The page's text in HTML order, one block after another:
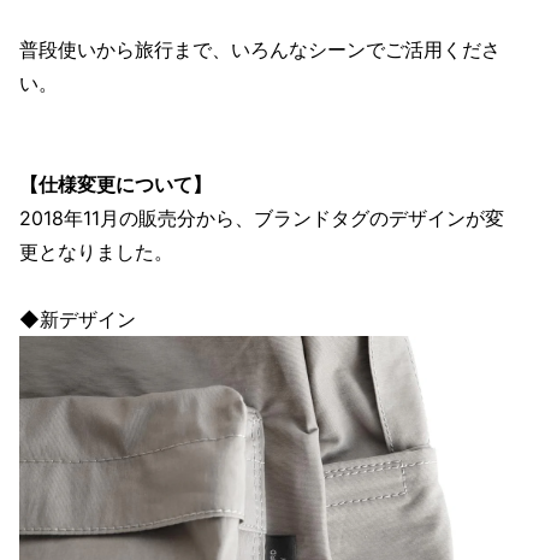
普段使いから旅行まで、いろんなシーンでご活用くださ
い。
【仕様変更について】
2018年11月の販売分から、ブランドタグのデザインが変
更となりました。
◆新デザイン